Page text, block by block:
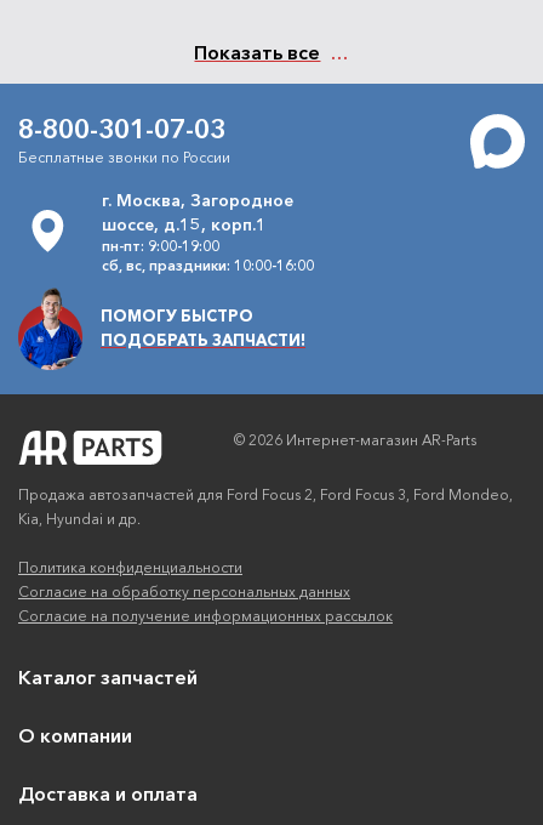
Показать все
8-800-301-07-03
Бесплатные звонки по России
г. Москва, Загородное
шоссе, д.15, корп.1
пн-пт: 9:00-19:00
сб, вс, праздники: 10:00-16:00
ПОМОГУ БЫСТРО
ПОДОБРАТЬ ЗАПЧАСТИ!
© 2026 Интернет-магазин AR-Parts
Продажа автозапчастей для Ford Focus 2, Ford Focus 3, Ford Mondeo,
Kia, Hyundai и др.
Политика конфиденциальности
Согласие на обработку персональных данных
Согласие на получение информационных рассылок
Каталог запчастей
О компании
Доставка и оплата